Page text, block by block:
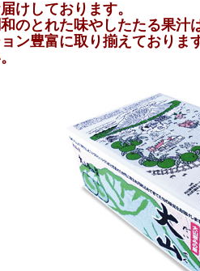
けしております。
のとれた味やしたたる果汁
ン豊富に取り揃えております